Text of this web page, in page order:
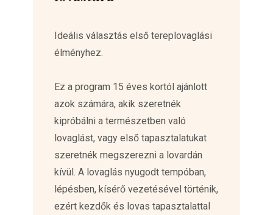
Ideális választás első tereplovaglási
élményhez.
Ez a program 15 éves kortól ajánlott
azok számára, akik szeretnék
kipróbálni a természetben való
lovaglást, vagy első tapasztalatukat
szeretnék megszerezni a lovardán
kívül. A lovaglás nyugodt tempóban,
lépésben, kísérő vezetésével történik,
ezért kezdők és lovas tapasztalattal